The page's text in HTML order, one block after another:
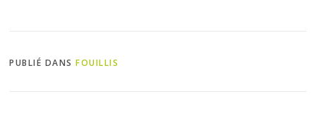
PUBLIÉ DANSFOUILLIS